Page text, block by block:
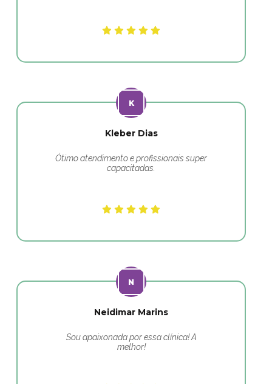
Kleber Dias
Ótimo atendimento e profissionais super
capacitadas.
Neidimar Marins
Sou apaixonada por essa clínica! A
melhor!